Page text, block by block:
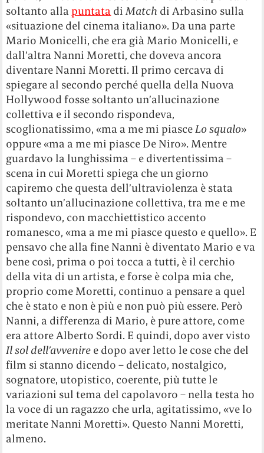
soltanto allapuntata diMatch di Arbasino sulla
«situazione del cinema italiano». Da una parte
Mario Monicelli, che era già Mario Monicelli, e
dall’altra Nanni Moretti, che doveva ancora
diventare Nanni Moretti. Il primo cercava di
spiegare al secondo perché quella della Nuova
Hollywood fosse soltanto un’allucinazione
collettiva e il secondo rispondeva,
scoglionatissimo, «ma a me mi piasceLo squalo»
oppure «ma a me mi piasce De Niro». Mentre
guardavo la lunghissima – e divertentissima –
scena in cui Moretti spiega che un giorno
capiremo che questa dell’ultraviolenza è stata
soltanto un’allucinazione collettiva, tra me e me
rispondevo, con macchiettistico accento
romanesco, «ma a me mi piasce questo e quello». E
pensavo che alla fine Nanni è diventato Mario e va
bene così, prima o poi tocca a tutti, è il cerchio
della vita di un artista, e forse è colpa mia che,
proprio come Moretti, continuo a pensare a quel
che è stato e non è più e non può più essere. Però
Nanni, a differenza di Mario, è pure attore, come
era attore Alberto Sordi. E quindi, dopo aver visto
Il sol dell’avvenire e dopo aver letto le cose che del
film si stanno dicendo – delicato, nostalgico,
sognatore, utopistico, coerente, più tutte le
variazioni sul tema del capolavoro – nella testa ho
la voce di un ragazzo che urla, agitatissimo, «ve lo
meritate Nanni Moretti». Questo Nanni Moretti,
almeno.